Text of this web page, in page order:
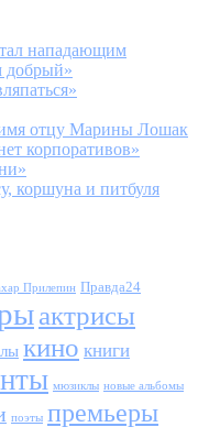
нападающим
добрый»
отцу Марины Лошак
корпоративов»
коршуна и питбуля
Прилепин Правда24
актрисы
кино книги
мюзиклы новые альбомы
поэты премьеры